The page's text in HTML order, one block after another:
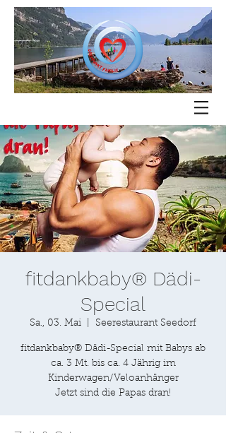
fitdankbaby® Dädi-
Special
Sa., 03. Mai Seerestaurant Seedorf
fitdankbaby® Dädi-Special mit Babys ab
ca. 3 Mt. bis ca. 4 Jährig im
Kinderwagen/Veloanhänger